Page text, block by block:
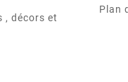
, décors et
Plan